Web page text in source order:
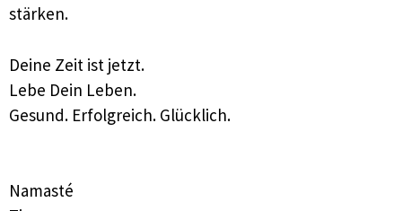
stärken.
Deine Zeit ist jetzt.
Lebe Dein Leben.
Gesund. Erfolgreich. Glücklich.
Namasté